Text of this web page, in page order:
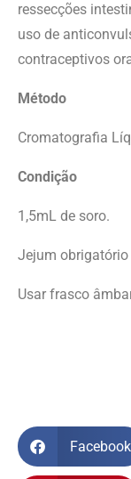
ressecções
uso de
contraceptivos
Método
Cromatografia
Condição
1,5mL de soro.
Jejum obrigatório
Usar frasco
Facebook